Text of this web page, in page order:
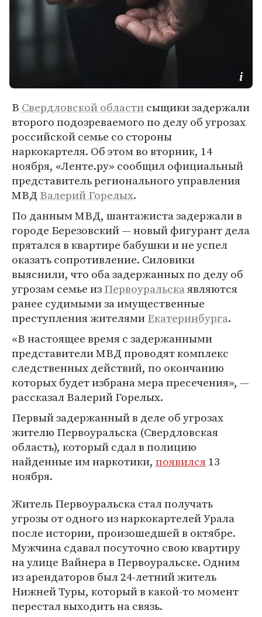
В Свердловской областисыщики задержали
второго подозреваемого по делу об угрозах
российской семье со стороны
наркокартеля. Об этом во вторник, 14
ноября, «Ленте.ру» сообщил официальный
представитель регионального управления
МВД Валерий Горелых.
По данным МВД, шантажиста задержали в
городе Березовский — новый фигурант дела
прятался в квартире бабушки и не успел
оказать сопротивление. Силовики
выяснили, что оба задержанных по делу об
угрозам семье изПервоуральскаявляются
ранее судимыми за имущественные
преступления жителямиЕкатеринбурга.
«В настоящее время с задержанными
представители МВД проводят комплекс
следственных действий, по окончанию
которых будет избрана мера пресечения», —
рассказал Валерий Горелых.
Первый задержанный в деле об угрозах
жителю Первоуральска (Свердловская
область), который сдал в полицию
найденные им наркотики, появился13
ноября.
Житель Первоуральска стал получать
угрозы от одного из наркокартелей Урала
после истории, произошедшей в октябре.
Мужчина сдавал посуточно свою квартиру
на улице Вайнера в Первоуральске. Одним
из арендаторов был 24-летний житель
Нижней Туры, который в какой-то момент
перестал выходить на связь.